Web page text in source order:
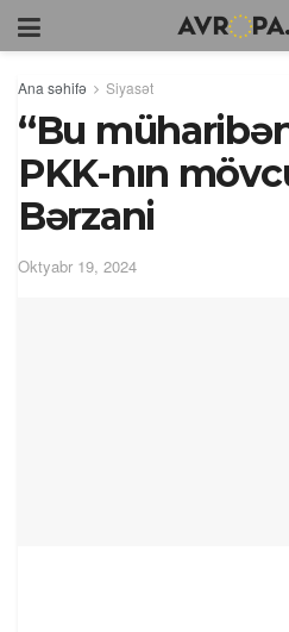
Ana səhifə Siyasət
“Bu
PKK-nın
Bərzani
Oktyabr 19, 2024